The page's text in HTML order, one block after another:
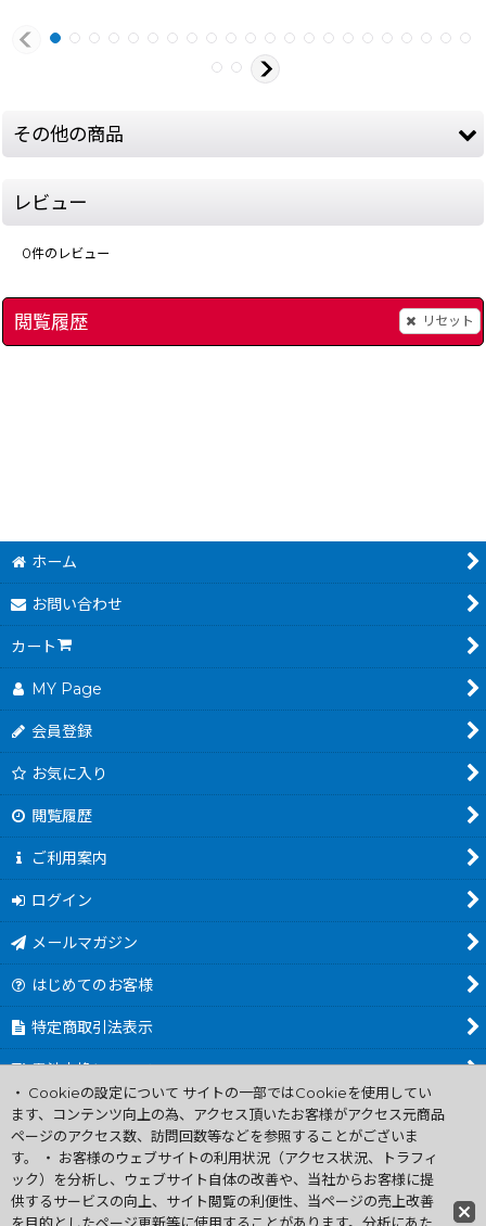
その他の商品
レビュー
0件のレビュー
閲覧履歴 リセット
ホーム
お問い合わせ
カート
MY Page
会員登録
お気に入り
閲覧履歴
ご利用案内
ログイン
メールマガジン
はじめてのお客様
特定商取引法表示
電池交換について
商品カテゴリ一覧
Worldwide Shipping Guide
ファミコン買取通販 中古 ディスクシステム 販売 ニンテンドウ64・
・ Cookieの設定について サイトの一部ではCookieを使用してい
ます、コンテンツ向上の為、アクセス頂いたお客様がアクセス元商品
ページのアクセス数、訪問回数等などを参照することがございま
す。 ・ お客様のウェブサイトの利用状況（アクセス状況、トラフィ
ック）を分析し、ウェブサイト自体の改善や、当社からお客様に提
供するサービスの向上、サイト閲覧の利便性、当ページの売上改善